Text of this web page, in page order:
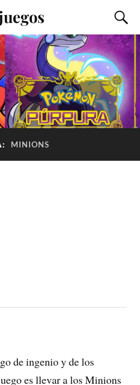
MINIONS
de ingenio y de los
es llevar a los Minions